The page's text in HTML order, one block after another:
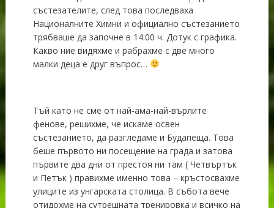
състезателите, след това последваха
Националните Химни и официално състезанието
трябваше да започне в 14:00 ч. Дотук с графика.
Какво ние видяхме и рабрахме с две много
малки деца е друг въпрос…
Тъй като не сме от най-ама-най-върлите
фенове, решихме, че искаме освен
състезанието, да разгледаме и Будапеща. Това
беше първото ни посещение на града и затова
първите два дни от престоя ни там ( Четвъртък
и Петък ) правихме именно това – кръстосвахме
улиците из унгарската столица. В събота вече
отидохме на сутрешната тренировка и всичко на